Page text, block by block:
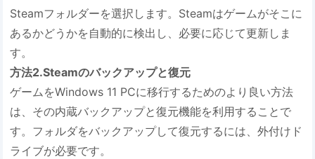
Steamフォルダーを選択します。Steamはゲームがそこに
あるかどうかを自動的に検出し、必要に応じて更新しま
す。
方法2.Steamのバックアップと復元
ゲームをWindows 11 PCに移行するためのより良い方法
は、その内蔵バックアップと復元機能を利用することで
す。フォルダをバックアップして復元するには、外付けド
ライブが必要です。